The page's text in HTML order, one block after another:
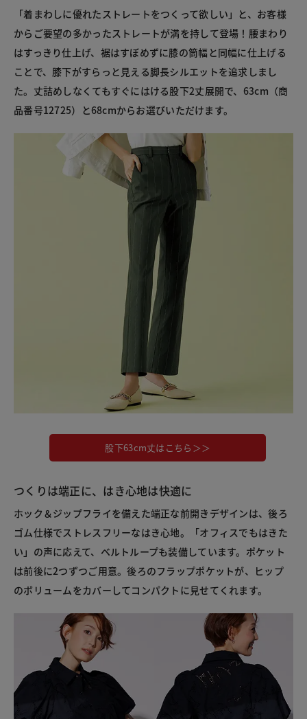
「着まわしに優れたストレートをつくって欲しい」と、お客様
からご要望の多かったストレートが満を持して登場！腰まわり
はすっきり仕上げ、裾はすぼめずに膝の筒幅と同幅に仕上げる
ことで、膝下がすらっと見える脚長シルエットを追求しまし
た。丈詰めしなくてもすぐにはける股下2丈展開で、63cm（商
品番号12725）と68cmからお選びいただけます。
股下63cm丈はこちら＞＞
つくりは端正に、はき心地は快適に
ホック＆ジップフライを備えた端正な前開きデザインは、後ろ
ゴム仕様でストレスフリーなはき心地。「オフィスでもはきた
い」の声に応えて、ベルトループも装備しています。ポケット
は前後に2つずつご用意。後ろのフラップポケットが、ヒップ
のボリュームをカバーしてコンパクトに見せてくれます。